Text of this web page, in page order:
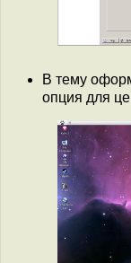
В тему
опция для